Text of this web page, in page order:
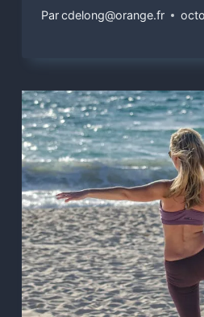
Parcdelong@orange.fr